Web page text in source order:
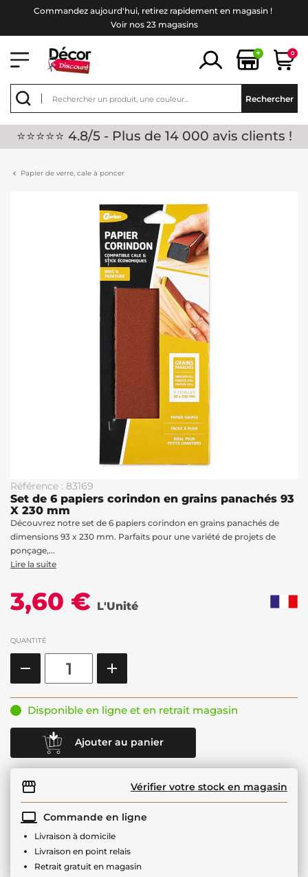
Commandez aujourd'hui, retirez rapidement en magasin !
Voir nos 23 magasins
+ 0
Rechercher
⭐⭐⭐⭐⭐ 4.8/5 - Plus de 14 000 avis clients !
Papier de verre, cale à poncer
Référence : 83169
Set de 6 papiers corindon en grains panachés 93
X 230 mm
Découvrez notre set de 6 papiers corindon en grains panachés de
dimensions 93 x 230 mm. Parfaits pour une variété de projets de
ponçage,...
Lire la suite
3,60 € L'Unité
QUANTITÉ
Disponible en ligne et en retrait magasin
Ajouter au panier
Vérifier votre stock en magasin
Commande en ligne
Livraison à domicile
Livraison en point relais
Retrait gratuit en magasin